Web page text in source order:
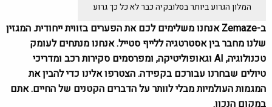
המלון הגרוע ביותר בסלובקיה כבר לא כל כך גרוע
ב-Zemaze אנחנו משלימים לכם את הפערים בזווית ייחודית. המגזין
שלנו מחבר בין אסטרטגיה ללייף סטייל. אנחנו מנתחים לעומק
טכנולוגיה, AI וגאופוליטיקה, ומפרסמים סקירות רכב ומדריכי
טיולים שבחרנו עבורכם בקפידה. הצטרפו אלינו כדי להבין את
המגמות העולמיות מבלי לוותר על הדברים הקטנים של החיים. אתם
במקום הנכון.